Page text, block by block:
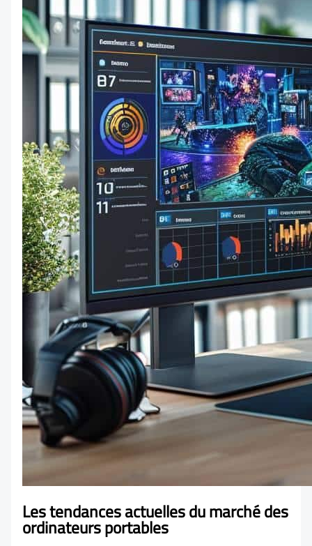
Les tendances actuelles du marché des
ordinateurs portables